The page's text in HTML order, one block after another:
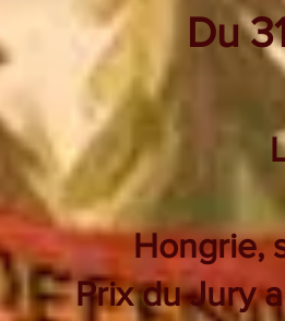
Du
Hongrie,
Prix du Jury